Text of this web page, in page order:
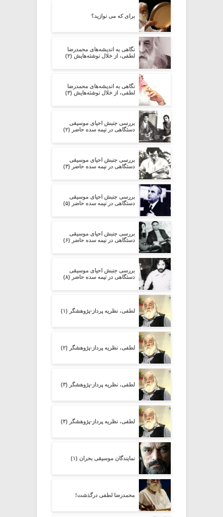
برای که می نوازید؟
نگاهی به اندیشه‌های محمدرضا
لطفی، از خلال نوشته‌هایش (۲)
نگاهی به اندیشه‌های محمدرضا
لطفی، از خلال نوشته‌هایش (۳)
بررسی جنبش احیای موسیقی
دستگاهی در نیمه سده‌ حاضر (۲)
بررسی جنبش احیای موسیقی
دستگاهی در نیمه سده‌ حاضر (۳)
بررسی جنبش احیای موسیقی
دستگاهی در نیمه سده‌ حاضر (۵)
بررسی جنبش احیای موسیقی
دستگاهی در نیمه سده‌ حاضر (۶)
بررسی جنبش احیای موسیقی
دستگاهی در نیمه سده‌ حاضر (۸)
لطفی، نظریه پرداز-پژوهشگر (۱)
لطفی، نظریه پرداز-پژوهشگر (۲)
لطفی، نظریه پرداز-پژوهشگر (۳)
لطفی، نظریه پرداز-پژوهشگر (۴)
نمایندگان موسیقی بحران (۱)
محمدرضا لطفی درگذشت!